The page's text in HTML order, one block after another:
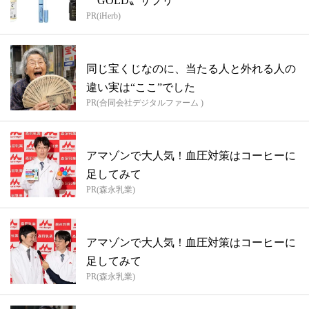
PR(iHerb)
同じ宝くじなのに、当たる人と外れる人の
違い実は“ここ”でした
PR(合同会社デジタルファーム )
アマゾンで大人気！血圧対策はコーヒーに
足してみて
PR(森永乳業)
アマゾンで大人気！血圧対策はコーヒーに
足してみて
PR(森永乳業)